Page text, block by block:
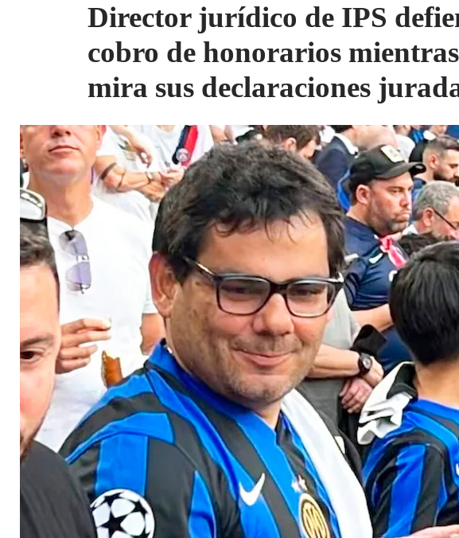
Director jurídico de IPS
cobro de honorarios
mira sus declaraciones